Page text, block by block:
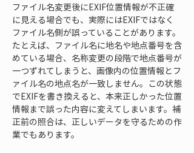
ファイル名変更後にEXIF位置情報が不正確
に見える場合でも、実際にはEXIFではなく
ファイル名側が誤っていることがあります。
たとえば、ファイル名に地名や地点番号を含
めている場合、名称変更の段階で地点番号が
一つずれてしまうと、画像内の位置情報とフ
ァイル名の地点名が一致しません。この状態
でEXIFを書き換えると、本来正しかった位置
情報まで誤った内容に変えてしまいます。補
正前の照合は、正しいデータを守るための作
業でもあります。